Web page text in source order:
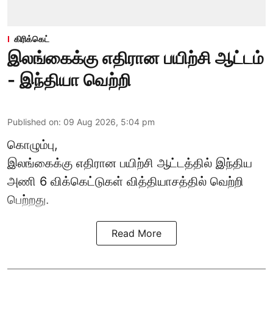
கிரிக்கெட்
இலங்கைக்கு எதிரான பயிற்சி ஆட்டம்
- இந்தியா வெற்றி
Published on: 09 Aug 2026, 5:04 pm
கொழும்பு,
இலங்கைக்கு எதிரான பயிற்சி ஆட்டத்தில் இந்திய
அணி 6 விக்கெட்டுகள் வித்தியாசத்தில் வெற்றி
பெற்றது.
Read More